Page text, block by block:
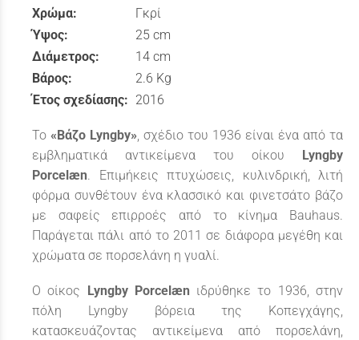
Χρώμα:
Γκρί
Ύψος:
25 cm
Διάμετρος:
14 cm
Βάρος:
2.6 Kg
Έτος σχεδίασης: 2016
Το «Βάζο Lyngby», σχέδιο του 1936 είναι ένα από τα
εμβληματικά αντικείμενα του οίκου
Lyngby
Porcelæn. Επιμήκεις πτυχώσεις, κυλινδρική, λιτή
φόρμα συνθέτουν ένα κλασσικό και φινετσάτο βάζο
με σαφείς επιρροές από το κίνημα Bauhaus.
Παράγεται πάλι από το 2011 σε διάφορα μεγέθη και
χρώματα σε πορσελάνη η γυαλί.
Ο οίκος Lyngby Porcelæn ιδρύθηκε το 1936, στην
πόλη Lyngby βόρεια της Κοπεγχάγης,
κατασκευάζοντας αντικείμενα από πορσελάνη,